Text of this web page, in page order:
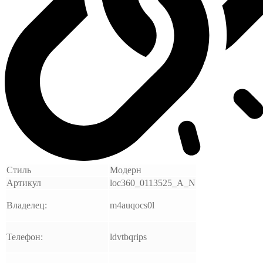
Стиль
Модерн
Артикул
loc360_0113525_A_N
Владелец: m4auqocs0l
Телефон: ldvtbqrips